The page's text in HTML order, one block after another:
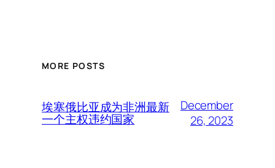
MORE POSTS
埃塞俄比亚成为非洲最新
一个主权违约国家
December
26, 2023